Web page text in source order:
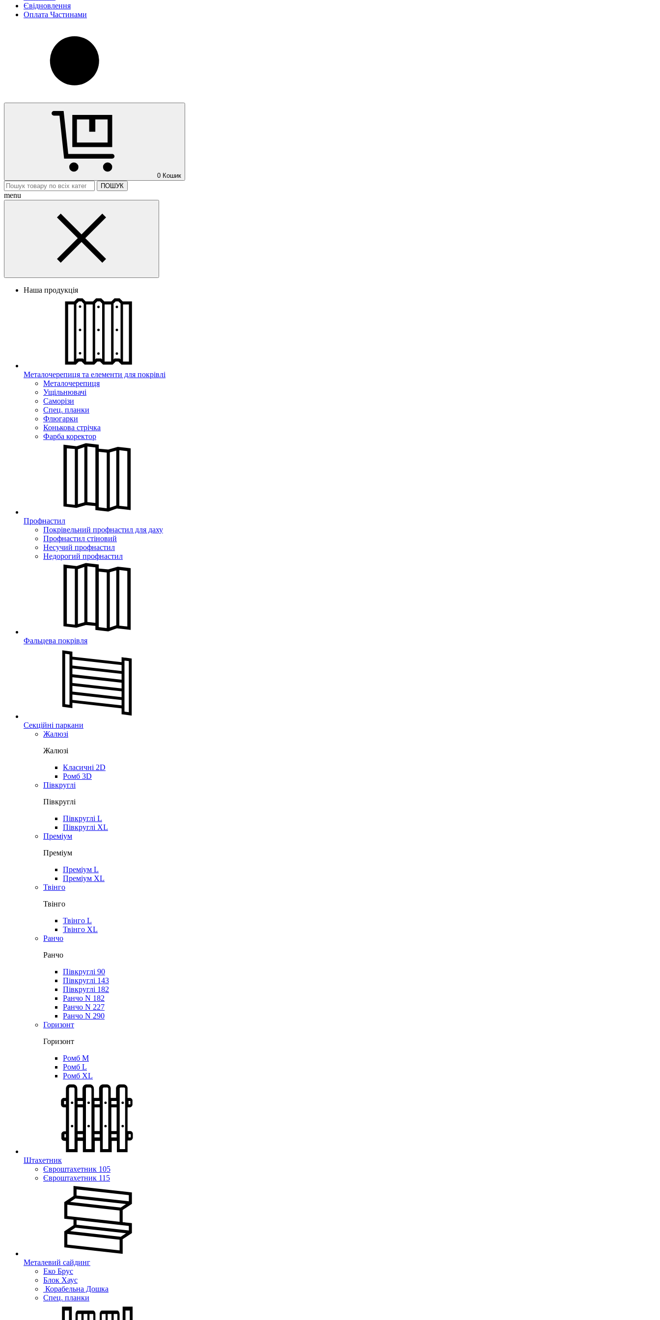
Євідновлення
Оплата Частинами
0 Кошик
ПОШУК
menu
Наша продукція
Металочерепиця та елементи для покрівлі
Металочерепиця
Ущільнювачі
Саморізи
Спец. планки
Флюгарки
Конькова стрічка
Фарба коректор
Профнастил
Покрівельний профнастил для даху
Профнастил стіновий
Несучий профнастил
Недорогий профнастил
Фальцева покрівля
Секційні паркани
Жалюзі
Жалюзі
Класичні 2D
Ромб 3D
Півкруглі
Півкруглі
Півкруглі L
Півкруглі XL
Преміум
Преміум
Преміум L
Преміум XL
Твінго
Твінго
Твінго L
Твінго XL
Ранчо
Ранчо
Півкруглі 90
Півкруглі 143
Півкруглі 182
Ранчо N 182
Ранчо N 227
Ранчо N 290
Горизонт
Горизонт
Ромб M
Ромб L
Ромб XL
Штахетник
Євроштахетник 105
Євроштахетник 115
Металевий сайдинг
Еко Брус
Блок Хаус
Корабельна Дошка
Спец. планки